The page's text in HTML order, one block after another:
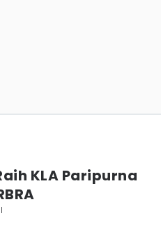
KLA Paripurna